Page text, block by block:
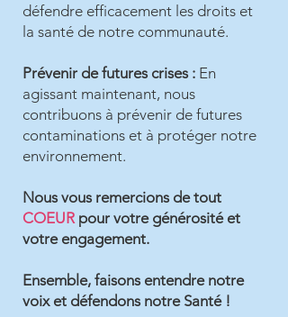
défendre efficacement les droits et
la santé de notre communauté.
Prévenir de futures crises : En
agissant maintenant, nous
contribuons à prévenir de futures
contaminations et à protéger notre
environnement.
Nous vous remercions de tout
COEURpour votre générosité et
votre engagement.
Ensemble, faisons entendre notre
voix et défendons notre Santé !